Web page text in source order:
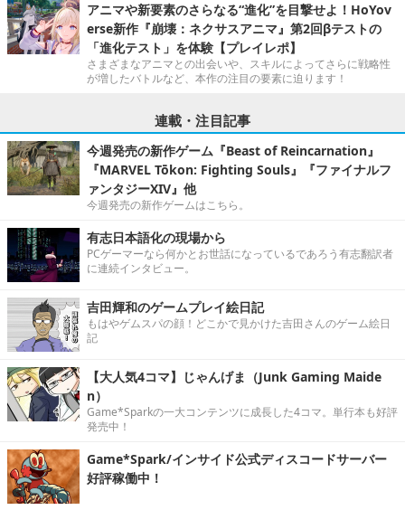
アニマや新要素のさらなる“進化”を目撃せよ！HoYov
erse新作『崩壊：ネクサスアニマ』第2回βテストの
「進化テスト」を体験【プレイレポ】
さまざまなアニマとの出会いや、スキルによってさらに戦略性
が増したバトルなど、本作の注目の要素に迫ります！
連載・注目記事
今週発売の新作ゲーム『Beast of Reincarnation』
『MARVEL Tōkon: Fighting Souls』『ファイナルフ
ァンタジーXIV』他
今週発売の新作ゲームはこちら。
有志日本語化の現場から
PCゲーマーなら何かとお世話になっているであろう有志翻訳者
に連続インタビュー。
吉田輝和のゲームプレイ絵日記
もはやゲムスパの顔！どこかで見かけた吉田さんのゲーム絵日
記
【大人気4コマ】じゃんげま（Junk Gaming Maide
n）
Game*Sparkの一大コンテンツに成長した4コマ。単行本も好評
発売中！
Game*Spark/インサイド公式ディスコードサーバー
好評稼働中！